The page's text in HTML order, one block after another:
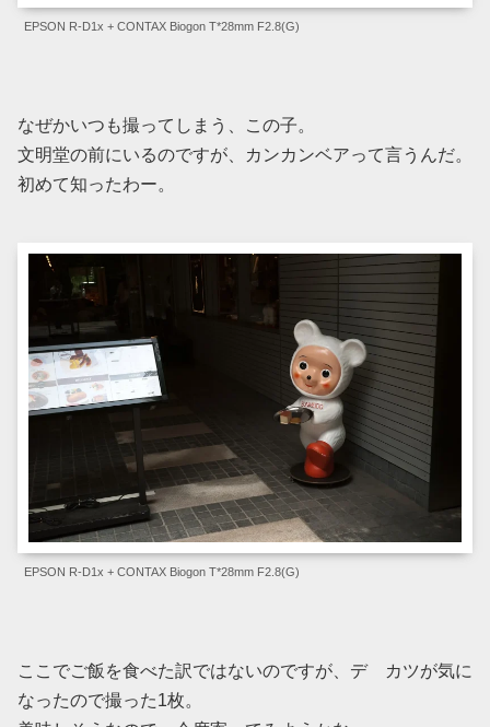
EPSON R-D1x + CONTAX Biogon T*28mm F2.8(G)
なぜかいつも撮ってしまう、この子。
文明堂の前にいるのですが、カンカンベアって言うんだ。
初めて知ったわー。
EPSON R-D1x + CONTAX Biogon T*28mm F2.8(G)
ここでご飯を食べた訳ではないのですが、デ カツが気に
なったので撮った1枚。